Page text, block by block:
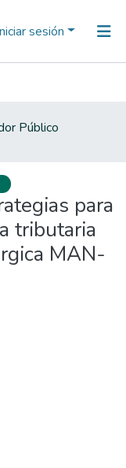
sesión
Público
para
tributaria
MAN-